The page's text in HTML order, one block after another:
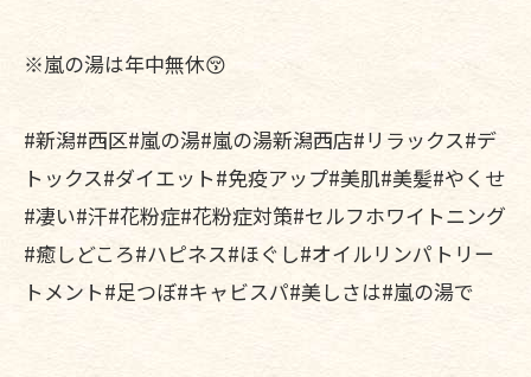
※嵐の湯は年中無休😚
#新潟#西区#嵐の湯#嵐の湯新潟西店#リラックス#デ
トックス#ダイエット#免疫アップ#美肌#美髪#やくせ
#凄い#汗#花粉症#花粉症対策#セルフホワイトニング
#癒しどころ#ハピネス#ほぐし#オイルリンパトリー
トメント#足つぼ#キャビスパ#美しさは#嵐の湯で